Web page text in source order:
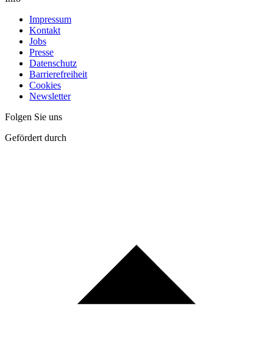
Impressum
Kontakt
Jobs
Presse
Datenschutz
Barrierefreiheit
Cookies
Newsletter
Folgen Sie uns
Gefördert durch